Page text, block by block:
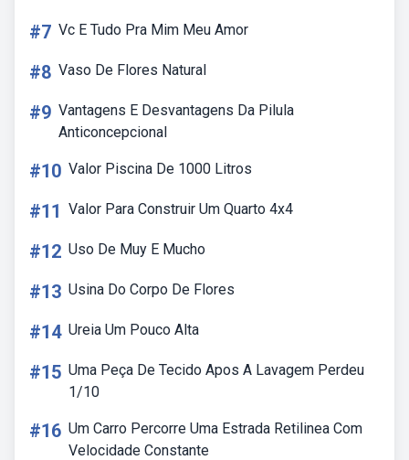
#7 Vc E Tudo Pra Mim Meu Amor
#8 Vaso De Flores Natural
#9 Vantagens E Desvantagens Da Pilula
Anticoncepcional
#10 Valor Piscina De 1000 Litros
#11 Valor Para Construir Um Quarto 4x4
#12 Uso De Muy E Mucho
#13 Usina Do Corpo De Flores
#14 Ureia Um Pouco Alta
#15 Uma Peça De Tecido Apos A Lavagem Perdeu
1/10
#16 Um Carro Percorre Uma Estrada Retilinea Com
Velocidade Constante